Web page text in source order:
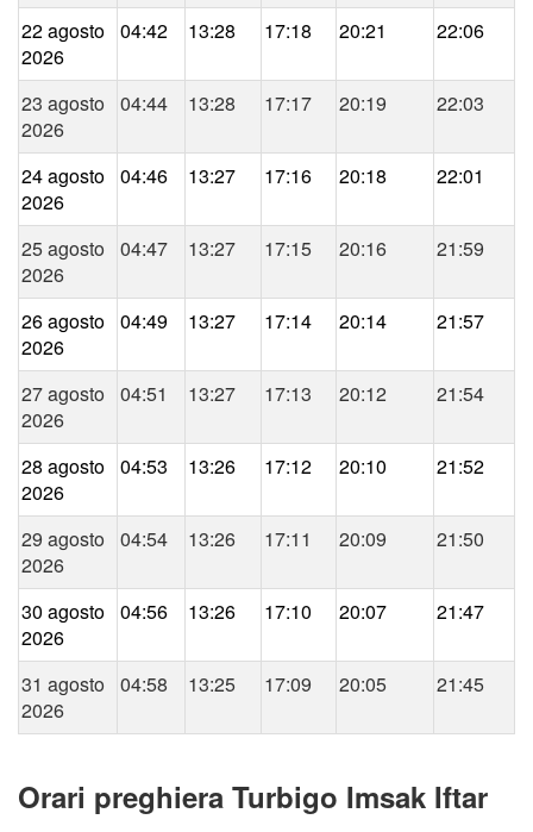
22 agosto
2026
04:42 13:28 17:18 20:21 22:06
23 agosto
2026
04:44 13:28 17:17 20:19 22:03
24 agosto
2026
04:46 13:27 17:16 20:18 22:01
25 agosto
2026
04:47 13:27 17:15 20:16 21:59
26 agosto
2026
04:49 13:27 17:14 20:14 21:57
27 agosto
2026
04:51 13:27 17:13 20:12 21:54
28 agosto
2026
04:53 13:26 17:12 20:10 21:52
29 agosto
2026
04:54 13:26 17:11 20:09 21:50
30 agosto
2026
04:56 13:26 17:10 20:07 21:47
31 agosto
2026
04:58 13:25 17:09 20:05 21:45
Orari preghiera Turbigo Imsak Iftar